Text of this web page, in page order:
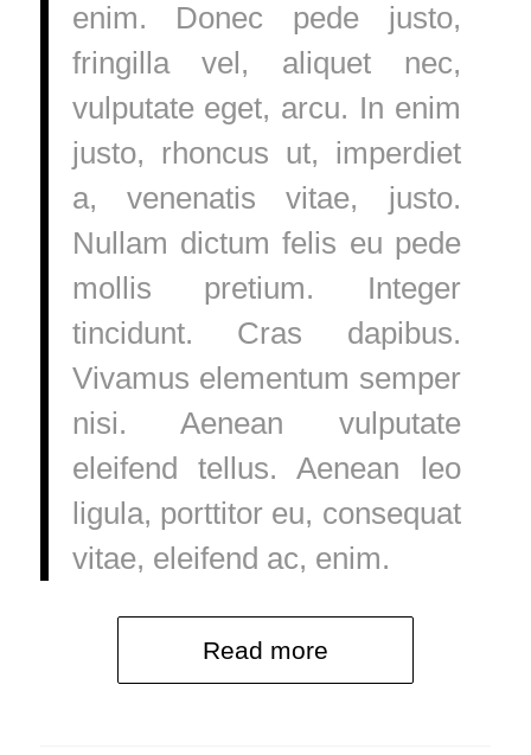
enim. Donec pede justo,
fringilla vel, aliquet nec,
vulputate eget, arcu. In enim
justo, rhoncus ut, imperdiet
a, venenatis vitae, justo.
Nullam dictum felis eu pede
mollis pretium. Integer
tincidunt. Cras dapibus.
Vivamus elementum semper
nisi. Aenean vulputate
eleifend tellus. Aenean leo
ligula, porttitor eu, consequat
vitae, eleifend ac, enim.
Read more